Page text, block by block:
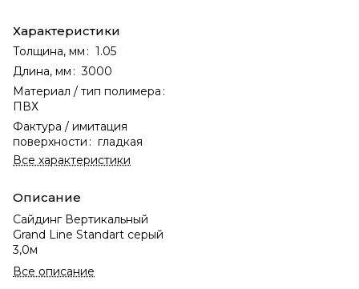
Характеристики
Толщина, мм : 1.05
Длина, мм : 3000
Материал / тип полимера :
ПВХ
Фактура / имитация
поверхности : гладкая
Все характеристики
Описание
Сайдинг Вертикальный
Grand Line Standart серый
3,0м
Все описание